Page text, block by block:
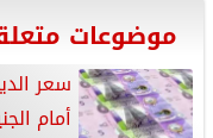
موضوعات
أمام